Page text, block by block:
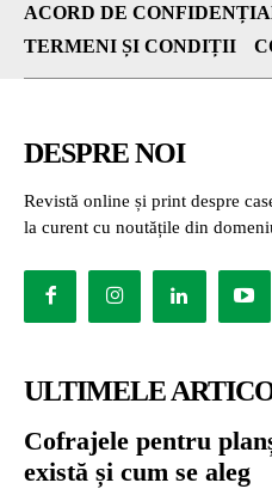
ACORD DE
TERMENI ȘI CONDIȚII
DESPRE NOI
Revistă online și print despre
la curent cu noutățile din
ULTIMELE
Cofrajele pentru
există și cum se aleg